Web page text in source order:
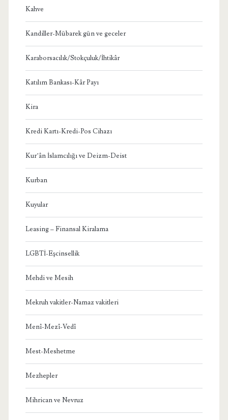
Kahve
Kandiller-Mübarek gün ve geceler
Karaborsacılık/Stokçuluk/İhtikâr
Katılım Bankası-Kâr Payı
Kira
Kredi Kartı-Kredi-Pos Cihazı
Kur’ân İslamcılığı ve Deizm-Deist
Kurban
Kuyular
Leasing – Finansal Kiralama
LGBTİ-Eşcinsellik
Mehdi ve Mesih
Mekruh vakitler-Namaz vakitleri
Menî-Mezî-Vedî
Mest-Meshetme
Mezhepler
Mihrican ve Nevruz